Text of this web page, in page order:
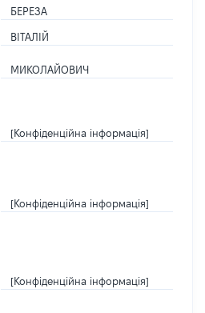
БЕРЕЗА
ВІТАЛІЙ
МИКОЛАЙОВИЧ
[Конфіденційна інформація]
[Конфіденційна інформація]
[Конфіденційна інформація]